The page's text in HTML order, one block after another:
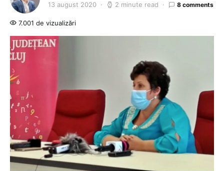
13 august 2020 2 minute read 8 comments
7.001 de vizualizări